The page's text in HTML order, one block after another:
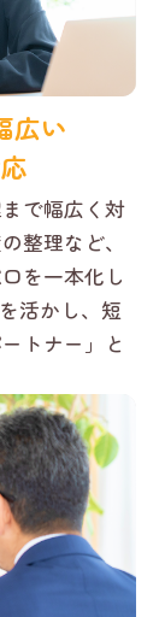
広い
で幅広く対
整理など、
を一本化し
活かし、短
トナー」と